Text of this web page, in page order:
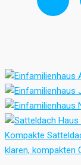
Kompakte
klaren, kompakten